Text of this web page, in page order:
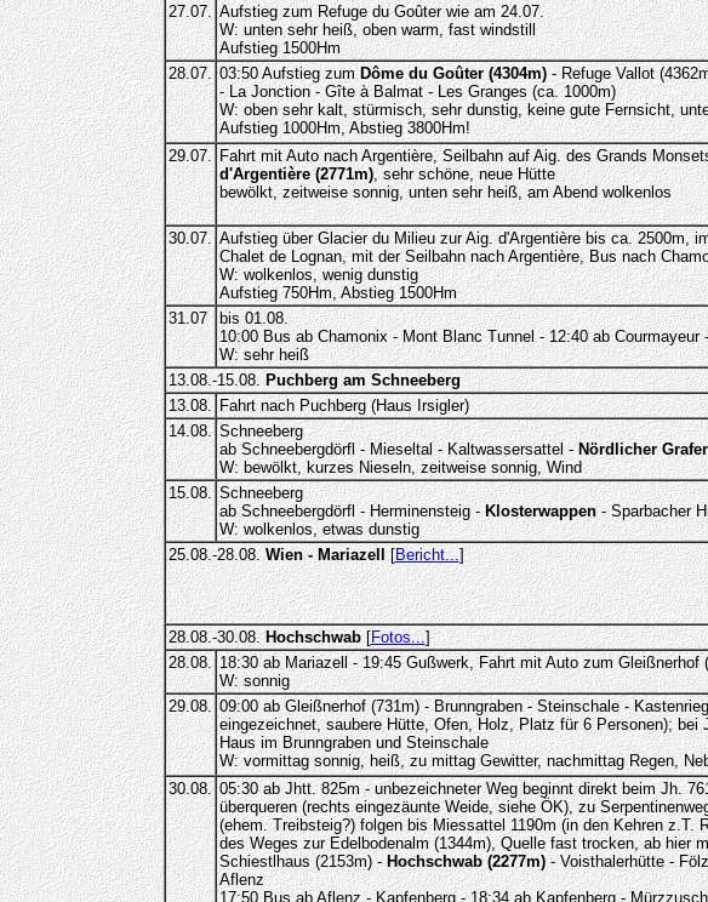
27.07. Aufstieg zum Refuge du Goûter wie am 24.07.
W: unten sehr heiß, oben warm, fast windstill
Aufstieg 1500Hm
28.07. 03:50 Aufstieg zum Dôme du Goûter (4304m)- Refuge Vallot
- La Jonction - Gîte à Balmat - Les Granges (ca. 1000m)
W: oben sehr kalt, stürmisch, sehr dunstig, keine gute Fernsicht,
Aufstieg 1000Hm, Abstieg 3800Hm!
29.07. Fahrt mit Auto nach Argentière, Seilbahn auf Aig. des Grands
d'Argentière (2771m), sehr schöne, neue Hütte
bewölkt, zeitweise sonnig, unten sehr heiß, am Abend wolkenlos
30.07. Aufstieg über Glacier du Milieu zur Aig. d'Argentière bis ca. 2500m,
Chalet de Lognan, mit der Seilbahn nach Argentière, Bus nach
W: wolkenlos, wenig dunstig
Aufstieg 750Hm, Abstieg 1500Hm
31.07
bis 01.08.
10:00 Bus ab Chamonix - Mont Blanc Tunnel - 12:40 ab
W: sehr heiß
13.08.-15.08. Puchberg am Schneeberg
13.08. Fahrt nach Puchberg (Haus Irsigler)
14.08. Schneeberg
ab Schneebergdörfl - Mieseltal - Kaltwassersattel -Nördlicher
W: bewölkt, kurzes Nieseln, zeitweise sonnig, Wind
15.08. Schneeberg
ab Schneebergdörfl - Herminensteig -Klosterwappen- Sparbacher
W: wolkenlos, etwas dunstig
25.08.-28.08.Wien - Mariazell[Bericht...]
28.08.-30.08. Hochschwab[Fotos...]
28.08. 18:30 ab Mariazell - 19:45 Gußwerk, Fahrt mit Auto zum Gleißnerhof
W: sonnig
29.08. 09:00 ab Gleißnerhof (731m) - Brunngraben - Steinschale -
eingezeichnet, saubere Hütte, Ofen, Holz, Platz für 6 Personen);
Haus im Brunngraben und Steinschale
W: vormittag sonnig, heiß, zu mittag Gewitter, nachmittag Regen,
30.08. 05:30 ab Jhtt. 825m - unbezeichneter Weg beginnt direkt beim Jh.
überqueren (rechts eingezäunte Weide, siehe ÖK), zu
(ehem. Treibsteig?) folgen bis Miessattel 1190m (in den Kehren
des Weges zur Edelbodenalm (1344m), Quelle fast trocken, ab hier
Schiestlhaus (2153m) -Hochschwab (2277m)- Voisthalerhütte -
Aflenz
17:50 Bus ab Aflenz - Kapfenberg - 18:34 ab Kapfenberg -